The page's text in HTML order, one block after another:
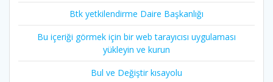
Btk yetkilendirme Daire Başkanlığı
Bu içeriği görmek için bir web tarayıcısı uygulaması
yükleyin ve kurun
Bul ve Değiştir kısayolu